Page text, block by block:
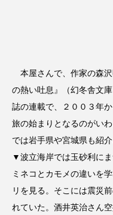
本屋さんで、作家の森
の熱い吐息』（幻冬舎文
誌の連載で、２００３年
旅の始まりとなるのがい
では岩手県や宮城県も紹
▼波立海岸では玉砂利に
ミネコとカモメの違いを
リを見る。そこには震災
れていた。酒井英治さん